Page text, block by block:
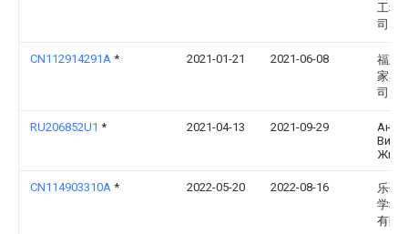
工程
司
CN112914291A * 2021-01-21 2021-06-08
福建
家具
司
RU206852U1 * 2021-04-13 2021-09-29
CN114903310A * 2022-05-20 2022-08-16
乐歌
学科
有限